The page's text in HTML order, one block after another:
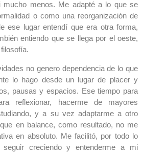
mucho menos. Me adapté a lo que se
o como una reorganización de
ese lugar entendí que era otra forma,
entiendo que se llega por el oeste,
no genero dependencia de lo que
lo hago desde un lugar de placer y
pausas y espacios. Ese tiempo para
reflexionar, hacerme de mayores
y a su vez adaptarme a otro
en balance, como resultado, no me
en absoluto. Me facilitó, por todo lo
seguir creciendo y entenderme a mi